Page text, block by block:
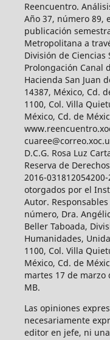
Reencuentro.
Año 37, número 89,
publicación
Metropolitana a
División de Ciencias
Prolongación Canal
Hacienda San Juan
14387, México, Cd.
1100, Col. Villa
México, Cd. de
D.C.G. Rosa Luz
Reserva de
2016-
otorgados por el
Autor.
número, Dra.
Beller Taboada,
Humanidades,
1100, Col. Villa
México, Cd. de
martes 17 de marzo
MB.
Las opiniones
necesariamente
editor en jefe, ni